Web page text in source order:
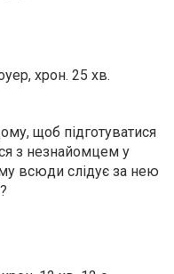
хрон. 25 хв.
щоб підготуватися
з незнайомцем у
всюди слідує за нею